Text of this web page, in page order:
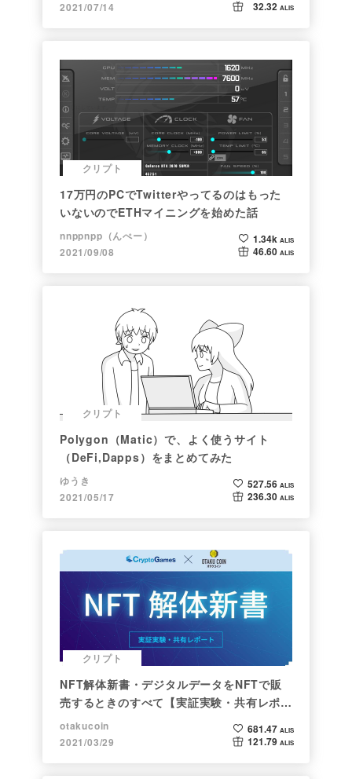
2021/07/14
32.32 ALIS
クリプト
17万円のPCでTwitterやってるのはもった
いないのでETHマイニングを始めた話
nnppnpp（んぺー）
2021/09/08
1.34k ALIS
46.60 ALIS
クリプト
Polygon（Matic）で、よく使うサイト
（DeFi,Dapps）をまとめてみた
ゆうき
2021/05/17
527.56 ALIS
236.30 ALIS
クリプト
NFT解体新書・デジタルデータをNFTで販
売するときのすべて【実証実験・共有レポー
ト】
otakucoin
2021/03/29
681.47 ALIS
121.79 ALIS